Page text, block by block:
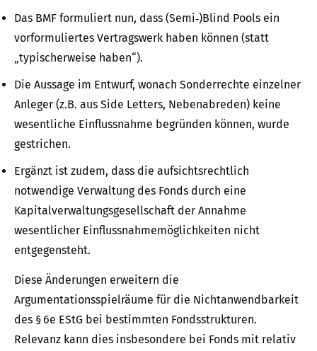
Das BMF formuliert nun, dass (Semi‑)Blind Pools ein
vorformuliertes Vertragswerk haben können (statt
„typischerweise haben“).
Die Aussage im Entwurf, wonach Sonderrechte einzelner
Anleger (z.B. aus Side Letters, Nebenabreden) keine
wesentliche Einflussnahme begründen können, wurde
gestrichen.
Ergänzt ist zudem, dass die aufsichtsrechtlich
notwendige Verwaltung des Fonds durch eine
Kapitalverwaltungsgesellschaft der Annahme
wesentlicher Einflussnahmemöglichkeiten nicht
entgegensteht.
Diese Änderungen erweitern die
Argumentationsspielräume für die Nichtanwendbarkeit
des § 6e EStG bei bestimmten Fondsstrukturen.
Relevanz kann dies insbesondere bei Fonds mit relativ